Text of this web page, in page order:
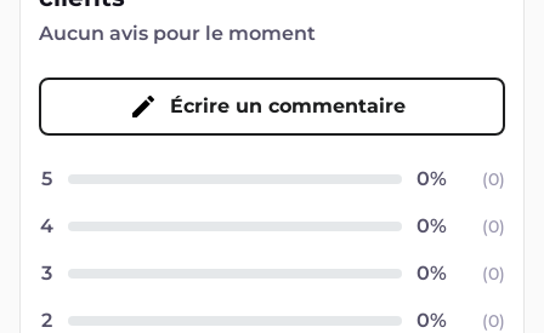
Aucun avis pour le moment
Écrire un commentaire
5 (0)
4 (0)
3 (0)
2 (0)